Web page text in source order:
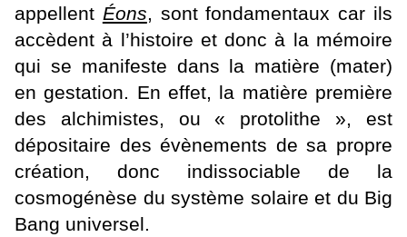
appellent Éons, sont fondamentaux car ils
accèdent à l’histoire et donc à la mémoire
qui se manifeste dans la matière (mater)
en gestation. En effet, la matière première
des alchimistes, ou « protolithe », est
dépositaire des évènements de sa propre
création, donc indissociable de la
cosmogénèse du système solaire et du Big
Bang universel.